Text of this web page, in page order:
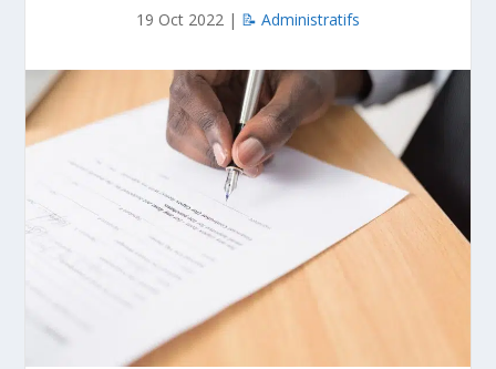
19 Oct 2022 | 📝 Administratifs